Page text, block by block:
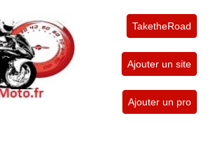
TaketheRoad
Ajouter un site
Ajouter un pro